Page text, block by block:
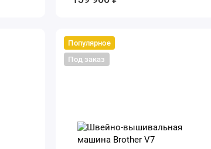
Популярное
Под заказ